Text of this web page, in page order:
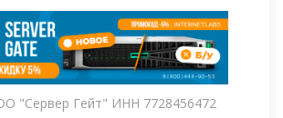
"Сервер Гейт" ИНН 7728456472